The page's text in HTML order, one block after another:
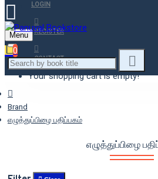
LOGIN
REGISTER
CONTACT
Menu
0
Your shopping cart is empty!
Brand
எழுத்துப்பிழை பதிப்பகம்
எழுத்துப்பிழை